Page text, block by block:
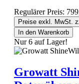
Regulärer Preis:
Preise exkl. MwSt.
In den Warenkorb
Nur 6 auf Lager!
Growatt